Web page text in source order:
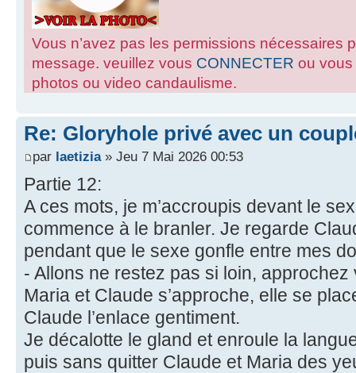
Vous n’avez pas les permissions nécessaires
message. veuillez vous CONNECTER ou vous
photos ou video candaulisme.
Re: Gloryhole privé avec un
par laetizia» Jeu 7 Mai 2026 00:53
Partie 12:
A ces mots, je m’accroupis devant le
commence à le branler. Je regarde
pendant que le sexe gonfle entre mes
- Allons ne restez pas si loin, approchez
Maria et Claude s’approche, elle se
Claude l’enlace gentiment.
Je décalotte le gland et enroule la
puis sans quitter Claude et Maria des